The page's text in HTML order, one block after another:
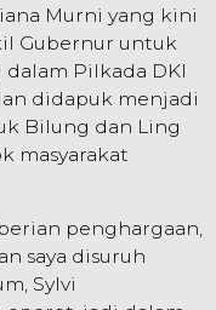
Murni yang kini
Gubernur untuk
dalam Pilkada DKI
didapuk menjadi
Bilung dan Ling
masyarakat
penghargaan,
saya disuruh
Sylvi